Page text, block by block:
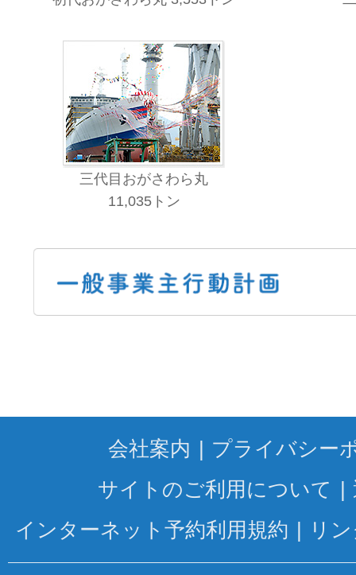
三代目おがさわら丸
11,035トン
会社案内
プライバシー
サイトのご利用について
インターネット予約利用規約
リ